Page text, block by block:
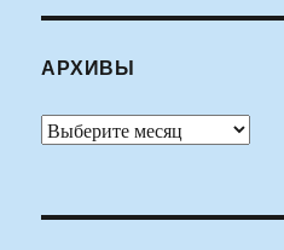
АРХИВЫ
Архивы